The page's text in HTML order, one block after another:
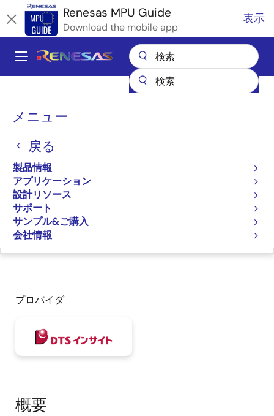
イ
ン
Renesas MPU Guide
Download the mobile app
表示
Main
メニュー
戻る
製品情報
アプリケーション
設計リソース
サポート
サンプル&ご購入
会社情報
パ
く
ず
マイクロコントローラとマイクロプロセッサ
株式会社DTSインサイト Arm®純正統合開発環境
株式会社DTSインサイト
Arm®純正統合開発環境
ページセクションへ移動：
プロバイダ
概要